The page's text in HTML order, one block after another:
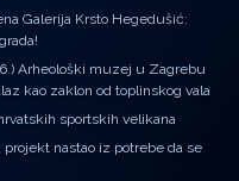
Galerija Krsto Hegedušić:
Arheološki muzej u Zagrebu
kao zaklon od toplinskog vala
sportskih velikana
projekt nastao iz potrebe da se